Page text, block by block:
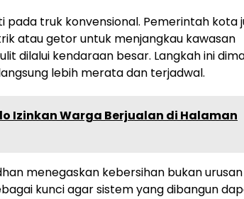
truk konvensional. Pemerintah kota
atau getor untuk menjangkau kawasan
dilalui kendaraan besar. Langkah ini
lebih merata dan terjadwal.
Izinkan Warga Berjualan di Halaman
menegaskan kebersihan bukan
kunci agar sistem yang dibangun